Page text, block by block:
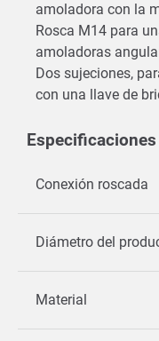
amoladora con la
Rosca M14 para
amoladoras
Dos sujeciones,
con una llave de
Conexión roscada
Diámetro del
Material